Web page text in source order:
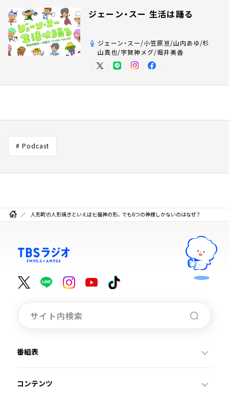
ジェーン・スー 生活は踊る
ジェーン・スー/小笠原亘/山内あゆ/杉
山真也/宇賀神メグ/堀井美香
# Podcast
人形町の人形焼きといえば七福神の形。でも6つの神様しかないのはなぜ？
番組表
コンテンツ